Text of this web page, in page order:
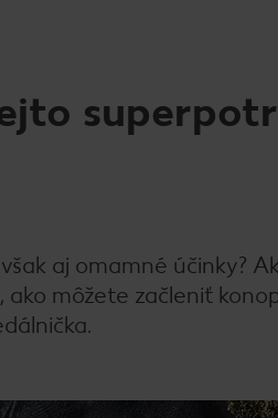
aj omamné účinky?
ako môžete začleniť